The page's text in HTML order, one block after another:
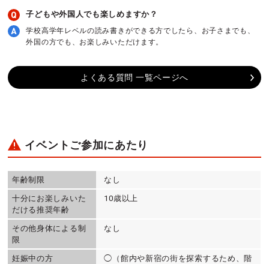
子どもや外国人でも楽しめますか？
学校高学年レベルの読み書きができる方でしたら、お子さまでも、
外国の方でも、お楽しみいただけます。
よくある質問 一覧ページへ
イベントご参加にあたり
年齢制限 なし
十分にお楽しみいた
だける推奨年齢
10歳以上
その他身体による制
限
なし
妊娠中の方
◯（館内や新宿の街を探索するため、階